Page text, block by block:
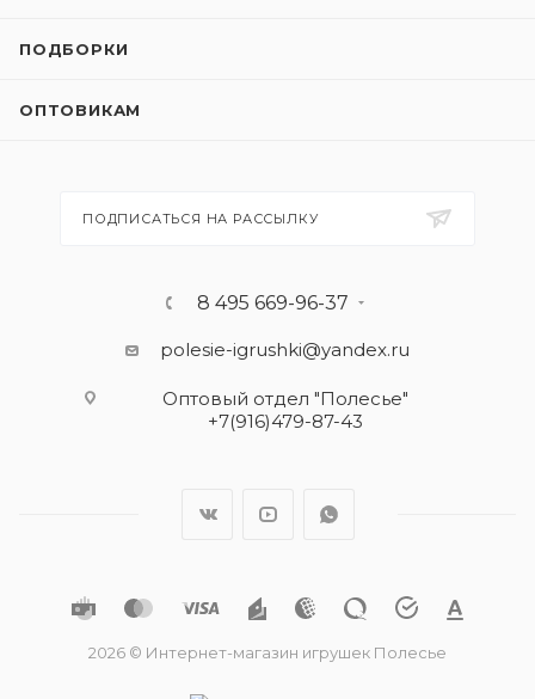
ПОДБОРКИ
ОПТОВИКАМ
ПОДПИСАТЬСЯ НА РАССЫЛКУ
8 495 669-96-37
polesie-igrushki@yandex.ru
Оптовый отдел "Полесье"
+7(916)479-87-43
2026 © Интернет-магазин игрушек Полесье